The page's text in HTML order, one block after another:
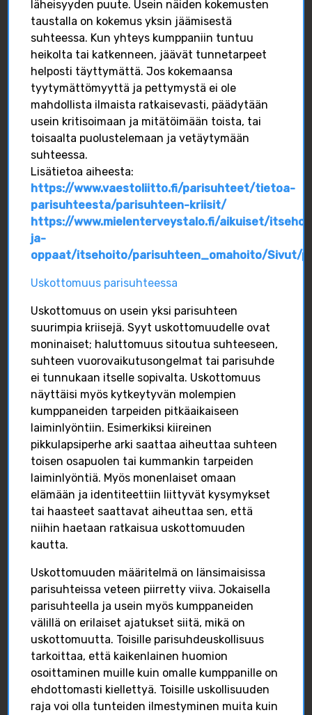
läheisyyden puute. Usein näiden kokemusten
taustalla on kokemus yksin jäämisestä
suhteessa. Kun yhteys kumppaniin tuntuu
heikolta tai katkenneen, jäävät tunnetarpeet
helposti täyttymättä. Jos kokemaansa
tyytymättömyyttä ja pettymystä ei ole
mahdollista ilmaista ratkaisevasti, päädytään
usein kritisoimaan ja mitätöimään toista, tai
toisaalta puolustelemaan ja vetäytymään
suhteessa.
Lisätietoa aiheesta:
https://www.vaestoliitto.fi/parisuhteet/tietoa-
parisuhteesta/parisuhteen-kriisit/
https://www.mielenterveystalo.fi/aikuiset/
ja-
oppaat/itsehoito/parisuhteen_omahoito/Sivut/
Uskottomuus parisuhteessa
Uskottomuus on usein yksi parisuhteen
suurimpia kriisejä. Syyt uskottomuudelle ovat
moninaiset; haluttomuus sitoutua suhteeseen,
suhteen vuorovaikutusongelmat tai parisuhde
ei tunnukaan itselle sopivalta. Uskottomuus
näyttäisi myös kytkeytyvän molempien
kumppaneiden tarpeiden pitkäaikaiseen
laiminlyöntiin. Esimerkiksi kiireinen
pikkulapsiperhe arki saattaa aiheuttaa suhteen
toisen osapuolen tai kummankin tarpeiden
laiminlyöntiä. Myös monenlaiset omaan
elämään ja identiteettiin liittyvät kysymykset
tai haasteet saattavat aiheuttaa sen, että
niihin haetaan ratkaisua uskottomuuden
kautta.
Uskottomuuden määritelmä on länsimaisissa
parisuhteissa veteen piirretty viiva. Jokaisella
parisuhteella ja usein myös kumppaneiden
välillä on erilaiset ajatukset siitä, mikä on
uskottomuutta. Toisille parisuhdeuskollisuus
tarkoittaa, että kaikenlainen huomion
osoittaminen muille kuin omalle kumppanille on
ehdottomasti kiellettyä. Toisille uskollisuuden
raja voi olla tunteiden ilmestyminen muita kuin
Onnea ja iloa äideille
Isilleinfo
INSTAGRAM
Isilleinfo
Isilleinfo March 17
FACEBOOK
0 0 0
Isille keskiviikkoisin
mahdollisuus ohjattuihin
anonyymeihin
keskusteluihin
Tukinetissä MASI-
chatissä. Paikalla on aina
kaksi Miessakkien
koulutuksen saanutta
vapaaehtoispohjalta
toimivaa isää...
Isilleinfo
0 0 0
Isilleinfo
Isilleinfo Feb 26
0 0
Isilleinfo
Isilleinfo
FACEBOOK
FACEBOOK